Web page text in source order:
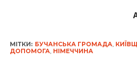
МІТКИ: БУЧАНСЬКА ГРОМАДА,
ДОПОМОГА, НІМЕЧЧИНА